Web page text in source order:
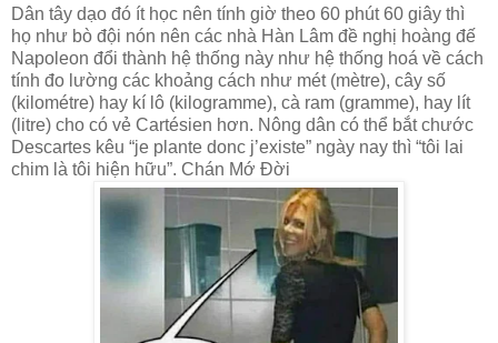
Dân tây dạo đó ít học nên tính giờ theo 60 phút 60 giây thì
họ như bò đội nón nên các nhà Hàn Lâm đề nghị hoàng đế
Napoleon đổi thành hệ thống này như hệ thống hoá về cách
tính đo lường các khoảng cách như mét (mètre), cây số
(kilométre) hay kí lô (kilogramme), cà ram (gramme), hay lít
(litre) cho có vẻ Cartésien hơn. Nông dân có thể bắt chước
Descartes kêu “je plante donc j’existe” ngày nay thì “tôi lai
chim là tôi hiện hữu”. Chán Mớ Đời